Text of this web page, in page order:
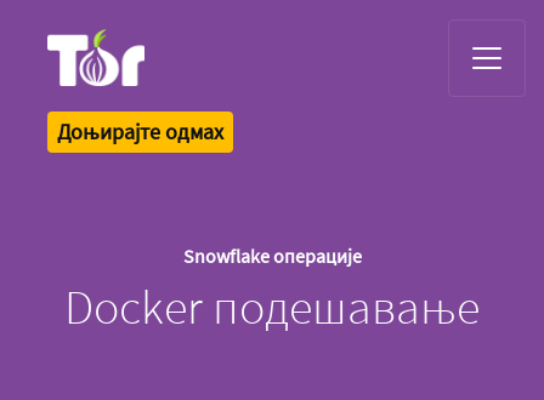
Доњирајте одмах
Snowflake операције
Docker подешавање